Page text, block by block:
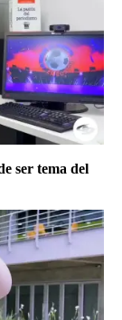
ser tema del